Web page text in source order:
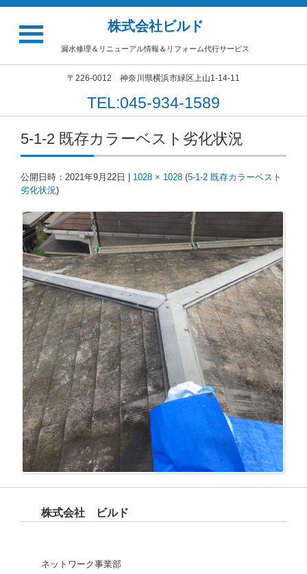
株式会社ビルド
漏水修理＆リニューアル情報＆リフォーム代行サービス
〒226-0012 神奈川県横浜市緑区上山1-14-11
TEL:045-934-1589
5-1-2 既存カラーベスト劣化状況
公開日時： 2021年9月22日 1028 × 1028 (5-1-2 既存カラーベスト
劣化状況)
株式会社 ビルド
ネットワーク事業部